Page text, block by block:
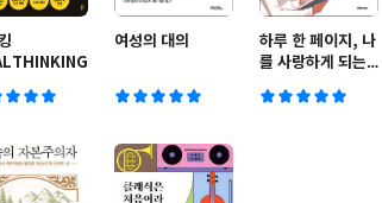
여성의 대의
하루 한 페이지, 나
를 사랑하게 되는